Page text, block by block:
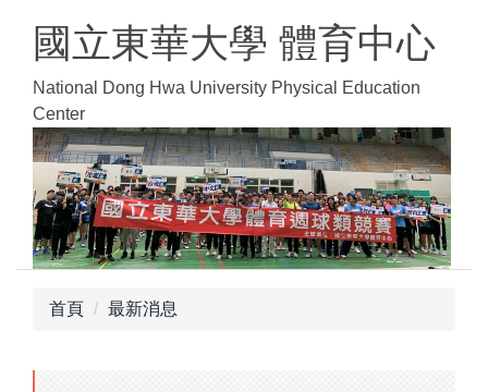
國立東華大學 體育中心
National Dong Hwa University Physical Education
Center
首頁 最新消息